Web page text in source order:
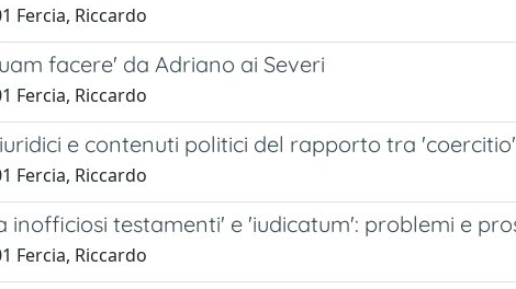
Fercia, Riccardo
facere' da Adriano ai Severi
Fercia, Riccardo
e contenuti politici del rapporto tra
Fercia, Riccardo
inofficiosi testamenti' e 'iudicatum': problemi e
Fercia, Riccardo